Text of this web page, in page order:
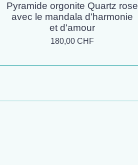
Pyramide orgonite Quartz rose
avec le mandala d'harmonie
et d'amour
180,00 CHF